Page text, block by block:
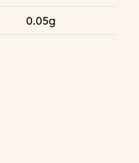
0.05g